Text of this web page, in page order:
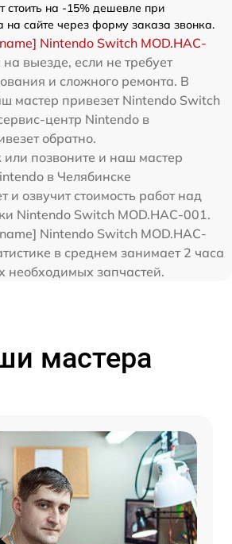
стоить на -15% дешевле при
на сайте через форму заказа звонка.
Nintendo Switch MOD.HAC-
выезде, если не требует
и сложного ремонта. В
мастер привезет Nintendo Switch
центр Nintendo в
обратно.
позвоните и наш мастер
в Челябинске
и озвучит стоимость работ над
Nintendo Switch MOD.HAC-001.
Nintendo Switch MOD.HAC-
в среднем занимает 2 часа
необходимых запчастей.
мастера